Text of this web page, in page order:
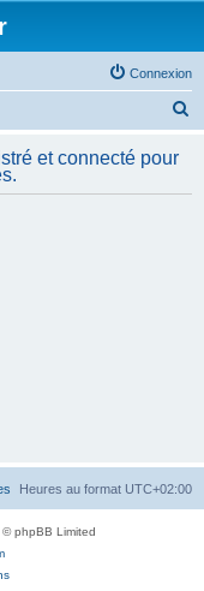
Connexion
h
et connecté pour
Heures au format UTC+02:00
phpBB Limited